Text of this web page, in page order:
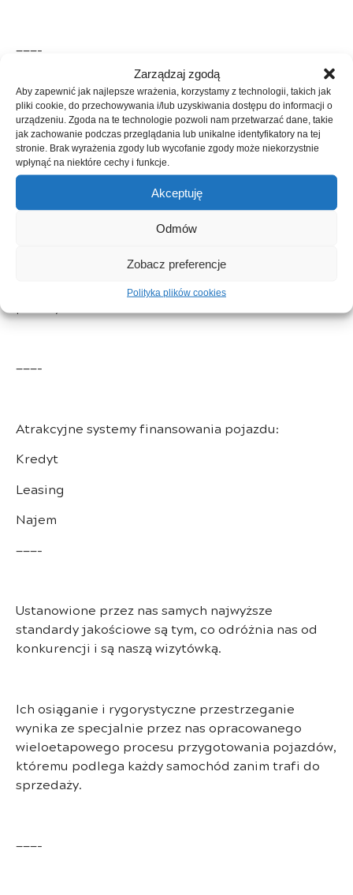
Zarządzaj zgodą
Aby zapewnić jak najlepsze wrażenia, korzystamy z technologii, takich jak
pliki cookie, do przechowywania i/lub uzyskiwania dostępu do informacji o
urządzeniu. Zgoda na te technologie pozwoli nam przetwarzać dane, takie
jak zachowanie podczas przeglądania lub unikalne identyfikatory na tej
stronie. Brak wyrażenia zgody lub wycofanie zgody może niekorzystnie
wpłynąć na niektóre cechy i funkcje.
Akceptuję
Odmów
Zobacz preferencje
Polityka plików cookies
———-
Kupując w naszej firmie:
– kupujący jest zwolniony z opłat skarbowych
– istnieje możliwość zostawienia starego
samochodu w rozliczeniu ( zamiana )
– możliwość skorzystania z systemu gwarancyjnego
oraz korzystnego finansowania
– możliwość sprawdzenia samochodu przed
zakupem pod względem technicznym oraz
———-
Atrakcyjne systemy finansowania pojazdu:
Kredyt
Leasing
Najem
———-
Ustanowione przez nas samych najwyższe
standardy jakościowe są tym, co odróżnia nas od
konkurencji i są naszą wizytówką.
Ich osiąganie i rygorystyczne przestrzeganie
wynika ze specjalnie przez nas opracowanego
wieloetapowego procesu przygotowania pojazdów,
któremu podlega każdy samochód zanim trafi do
sprzedaży.
———-